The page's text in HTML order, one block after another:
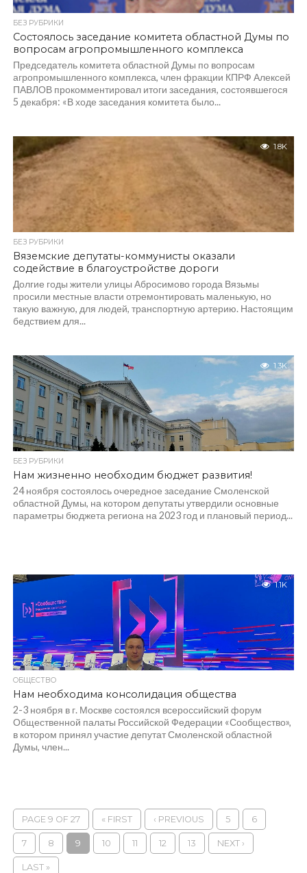
БЕЗ РУБРИКИ
Состоялось заседание комитета областной Думы по
вопросам агропромышленного комплекса
Председатель комитета областной Думы по вопросам
агропромышленного комплекса, член фракции КПРФ Алексей
ПАВЛОВ прокомментировал итоги заседания, состоявшегося
5 декабря: «В ходе заседания комитета было...
1.8K
БЕЗ РУБРИКИ
Вяземские депутаты-коммунисты оказали
содействие в благоустройстве дороги
Долгие годы жители улицы Абросимово города Вязьмы
просили местные власти отремонтировать маленькую, но
такую важную, для людей, транспортную артерию. Настоящим
бедствием для...
1.3K
БЕЗ РУБРИКИ
Нам жизненно необходим бюджет развития!
24 ноября состоялось очередное заседание Смоленской
областной Думы, на котором депутаты утвердили основные
параметры бюджета региона на 2023 год и плановый период...
1.1K
ОБЩЕСТВО
Нам необходима консолидация общества
2-3 ноября в г. Москве состоялся всероссийский форум
Общественной палаты Российской Федерации «Сообщество»,
в котором принял участие депутат Смоленской областной
Думы, член...
PAGE 9 OF 27 « FIRST ‹ PREVIOUS 5 6
7 8 9 10 11 12 13 NEXT ›
LAST »